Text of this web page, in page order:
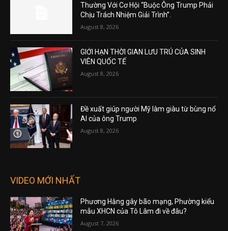
Thường Với Cơ Hội “Buộc Ông Trump Phải
Chịu Trách Nhiệm Giải Trình”.
August 8, 2026
GIỚI HẠN THỜI GIAN LƯU TRÚ CỦA SINH
VIÊN QUỐC TẾ
August 8, 2026
Đề xuất giúp người Mỹ làm giàu từ bùng nổ
AI của ông Trump
August 8, 2026
VIDEO MỚI NHẤT
Phương Hằng gây bão mạng, Phường kiểu
mẫu XHCN của Tô Lâm đi về đâu?
August 7, 2026